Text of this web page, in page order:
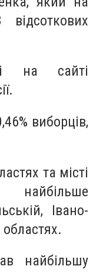
на сайті
виборців,
та місті
Івано-
областях.
найбільшу